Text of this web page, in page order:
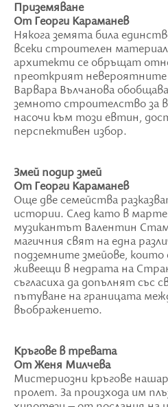
Приземяване
От Георги Караманев
Някога земята била
всеки строителен
архитекти се обръщат
преоткрият невероятните
Варвара Вълчанова
земното строителство за
насочи към този евтин,
перспективен избор.
Змей подир змей
От Георги Караманев
Още две семейства
истории. След като в
музикантът Валентин
магичния свят на една
подземните змейове, които
живеещи в недрата на
съгласиха да допълнят със
пътуване на границата
въображението.
Кръгове в тревата
От Женя Милчева
Мистериозни кръгове
пролет. За произхода им